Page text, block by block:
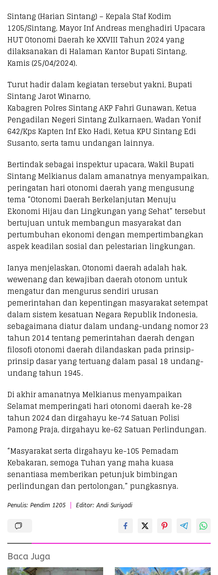
Sintang (Harian Sintang) – Kepala Staf Kodim
1205/Sintang, Mayor Inf Andreas menghadiri Upacara
HUT Otonomi Daerah ke XXVIII Tahun 2024 yang
dilaksanakan di Halaman Kantor Bupati Sintang,
Kamis (25/04/2024).
Turut hadir dalam kegiatan tersebut yakni, Bupati
Sintang Jarot Winarno,
Kabagren Polres Sintang AKP Fahri Gunawan, Ketua
Pengadilan Negeri Sintang Zulkarnaen, Wadan Yonif
642/Kps Kapten Inf Eko Hadi, Ketua KPU Sintang Edi
Susanto, serta tamu undangan lainnya.
Bertindak sebagai inspektur upacara, Wakil Bupati
Sintang Melkianus dalam amanatnya menyampaikan,
peringatan hari otonomi daerah yang mengusung
tema “Otonomi Daerah Berkelanjutan Menuju
Ekonomi Hijau dan Lingkungan yang Sehat” tersebut
bertujuan untuk membangun masyarakat dan
pertumbuhan ekonomi dengan mempertimbangkan
aspek keadilan sosial dan pelestarian lingkungan.
Ianya menjelaskan, Otonomi daerah adalah hak,
wewenang dan kewajiban daerah otonom untuk
mengatur dan mengurus sendiri urusan
pemerintahan dan kepentingan masyarakat setempat
dalam sistem kesatuan Negara Republik Indonesia,
sebagaimana diatur dalam undang-undang nomor 23
tahun 2014 tentang pemerintahan daerah dengan
filosofi otonomi daerah dilandaskan pada prinsip-
prinsip dasar yang tertuang dalam pasal 18 undang-
undang tahun 1945.
Di akhir amanatnya Melkianus menyampaikan
Selamat memperingati hari otonomi daerah ke-28
tahun 2024 dan dirgahayu ke-74 Satuan Polisi
Pamong Praja, dirgahayu ke-62 Satuan Perlindungan.
“Masyarakat serta dirgahayu ke-105 Pemadam
Kebakaran, semoga Tuhan yang maha kuasa
senantiasa memberikan petunjuk bimbingan
perlindungan dan pertolongan,” pungkasnya.
Penulis: Pendim 1205 Editor: Andi Suriyadi
Baca Juga